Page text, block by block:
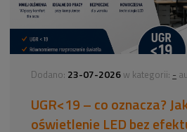
Dodano: 23-07-2026 w kategorii: -
UGR<19 – co oznacza?
oświetlenie LED bez